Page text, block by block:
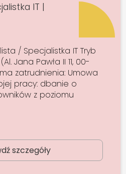
IT |
/ Specjalistka IT Tryb
Jana Pawła II 11, 00-
zatrudnienia: Umowa
pracy: dbanie o
z poziomu
szczegóły